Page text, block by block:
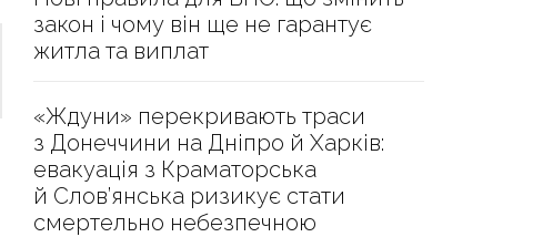
закон і чому він ще не гарантує
житла та виплат
«Ждуни» перекривають траси
з Донеччини на Дніпро й Харків:
евакуація з Краматорська
й Слов’янська ризикує стати
смертельно небезпечною